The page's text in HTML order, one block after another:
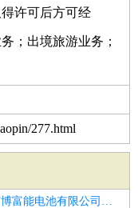
许可后方可经
；出境旅游业务；
277.html
深圳市博富能电池有限公司招聘大客户经理